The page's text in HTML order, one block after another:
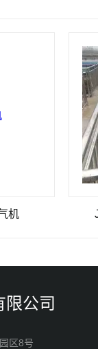
JBK
公司
区8号